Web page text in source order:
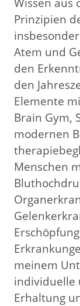
Prinzipien
Atem und
den
den
Elemente
Brain Gym,
modernen
Menschen
meinem
individuelle
Erhaltung